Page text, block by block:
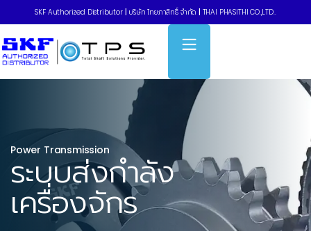
SKF Authorized Distributor บริษัท ไทยภาสิทธิ์ จำกัด THAI PHASITHI CO.,LTD..
Power Transmission
ระบบส่งกำลัง
เครื่องจักร